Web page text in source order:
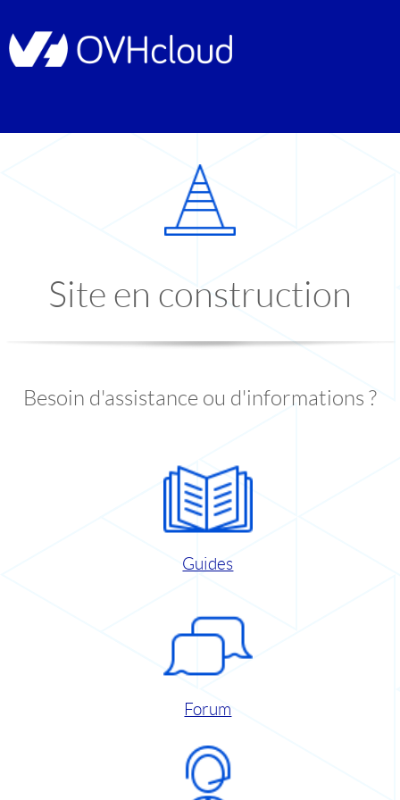
Site en construction
Besoin d'assistance ou d'informations ?
Guides
Forum